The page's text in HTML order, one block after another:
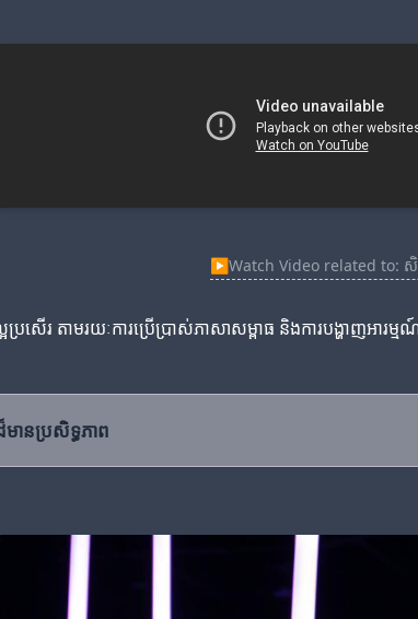
▶Watch Video related to: សិល្
រសើរ តាមរយៈការប្រើប្រាស់ភាសាសម្ពាធ និងការបង្ហាញអារ
មានប្រសិទ្ធភាព